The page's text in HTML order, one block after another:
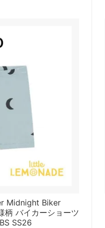
Midnight Biker
柄 バイカーショーツ
SS26